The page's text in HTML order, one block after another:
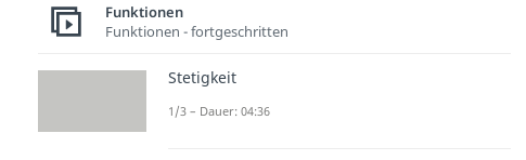
Funktionen
Funktionen - fortgeschritten
Stetigkeit
1/3 – Dauer: 04:36